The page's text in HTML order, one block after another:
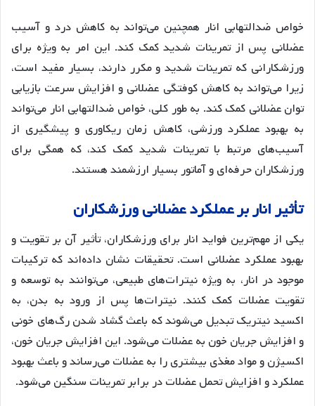
خواص ضدالتهابی انار همچنین می‌تواند به کاهش درد و آسیب
عضلانی پس از تمرینات شدید کمک کند. این امر به ویژه برای
ورزشکارانی که تمرینات شدید و مکرر دارند، بسیار مفید است،
زیرا می‌تواند به کاهش کوفتگی عضلانی و افزایش سرعت بازیابی
توان عضلانی کمک کند. به طور کلی، خواص ضدالتهابی انار می‌تواند
به بهبود عملکرد ورزشی، کاهش زمان ریکاوری و پیشگیری از
آسیب‌های مرتبط با تمرینات شدید کمک کند، که همگی برای
ورزشکاران حرفه‌ای و آماتور بسیار ارزشمند هستند.
تأثیر انار بر عملکرد عضلانی ورزشکاران
یکی از مهم‌ترین فواید انار برای ورزشکاران، تأثیر آن بر تقویت و
بهبود عملکرد عضلانی است. تحقیقات نشان داده‌اند که ترکیبات
موجود در انار، به ویژه نیترات‌های طبیعی، می‌توانند به توسعه و
تقویت عضلات کمک کنند. نیترات‌ها پس از ورود به بدن، به
اکسید نیتریک تبدیل می‌شوند که باعث گشاد شدن رگ‌های خونی
و افزایش جریان خون به عضلات می‌شود. این افزایش جریان خون،
اکسیژن و مواد مغذی بیشتری را به عضلات می‌رساند و باعث بهبود
عملکرد و افزایش تحمل عضلات در برابر تمرینات سنگین می‌شود.